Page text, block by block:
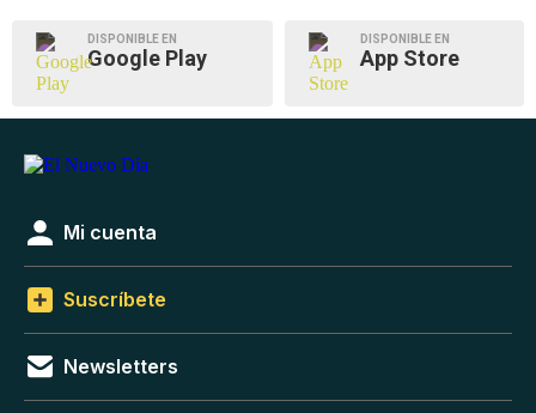
DISPONIBLE EN
Google Play
DISPONIBLE EN
App Store
Mi cuenta
Suscríbete
Newsletters